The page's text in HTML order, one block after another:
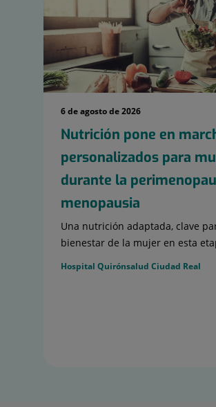
6 de agosto de 2026
Nutrición pone en
personalizados para
durante la
menopausia
Una nutrición adaptada, clave
bienestar de la mujer en esta
Hospital Quirónsalud Ciudad Real